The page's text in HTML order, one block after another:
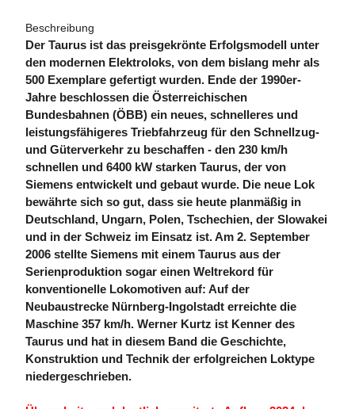
Beschreibung
Der Taurus ist das preisgekrönte Erfolgsmodell unter
den modernen Elektroloks, von dem bislang mehr als
500 Exemplare gefertigt wurden. Ende der 1990er-
Jahre beschlossen die Österreichischen
Bundesbahnen (ÖBB) ein neues, schnelleres und
leistungsfähigeres Triebfahrzeug für den Schnellzug-
und Güterverkehr zu beschaffen - den 230 km/h
schnellen und 6400 kW starken Taurus, der von
Siemens entwickelt und gebaut wurde. Die neue Lok
bewährte sich so gut, dass sie heute planmäßig in
Deutschland, Ungarn, Polen, Tschechien, der Slowakei
und in der Schweiz im Einsatz ist. Am 2. September
2006 stellte Siemens mit einem Taurus aus der
Serienproduktion sogar einen Weltrekord für
konventionelle Lokomotiven auf: Auf der
Neubaustrecke Nürnberg-Ingolstadt erreichte die
Maschine 357 km/h. Werner Kurtz ist Kenner des
Taurus und hat in diesem Band die Geschichte,
Konstruktion und Technik der erfolgreichen Loktype
niedergeschrieben.